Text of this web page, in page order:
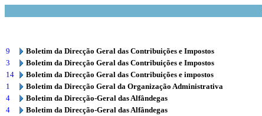
9
Boletim da Direcção Geral das Contribuições e Impostos
3
Boletim da Direcção Geral das Contribuições e Impostos
14
Boletim da Direcção Geral das Contribuições e impostos
1
Boletim da Direcção Geral da Organização Administrativa
4
Boletim da Direcção-Geral das Alfândegas
4
Boletim da Direcção-Geral das Alfândegas